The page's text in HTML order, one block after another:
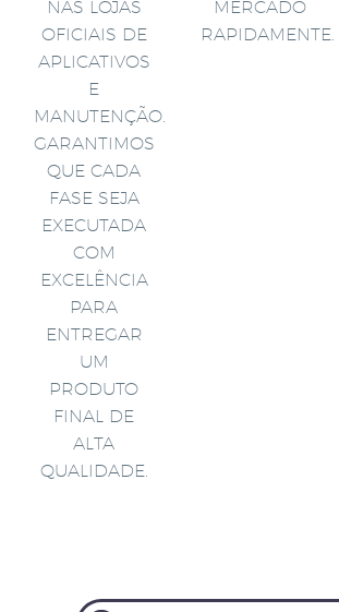
NAS LOJAS
OFICIAIS DE
APLICATIVOS
E
MANUTENÇÃO.
GARANTIMOS
QUE CADA
FASE SEJA
EXECUTADA
COM
EXCELÊNCIA
PARA
ENTREGAR
UM
PRODUTO
FINAL DE
ALTA
QUALIDADE.
MERCADO
RAPIDAMENTE.